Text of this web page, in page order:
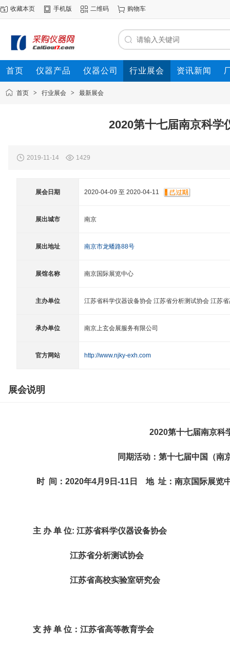
收藏本页 手机版 二维码 购物车
首页 仪器产品 仪器公司 行业展会 资讯新闻
首页 > 行业展会 > 最新展会
2020第十七届南京科学
2019-11-14 1429
展会日期 2020-04-09 至 2020-04-11
展出城市 南京
展出地址 南京市龙蟠路88号
展馆名称 南京国际展览中心
主办单位 江苏省科学仪器设备协会 江苏省分析测试协会 江苏
承办单位 南京上玄会展服务有限公司
官方网站 http://www.njky-exh.com
展会说明
2020第十七届南京科
同期活动：第十七届中国（南
时 间：2020年4月9 日-11 日 地 址：南京国际展览
主 办 单 位: 江苏省科学仪器设备协会
江苏省分析测试协会
江苏省高校实验室研究会
支 持 单 位：江苏省高等教育学会